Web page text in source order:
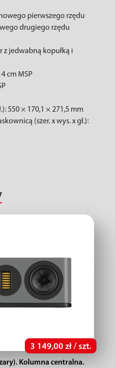
pierwszego rzędu
drugiego rzędu
z jedwabną kopułką i
cm MSP
550 × 170,1 × 271,5 mm
(szer. x wys. x gł.):
3 149,00 zł / szt.
Kolumna centralna.